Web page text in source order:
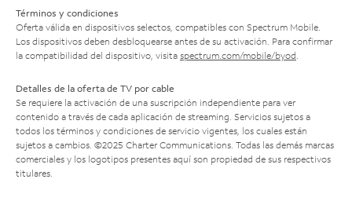
Términos y condiciones
Oferta válida en dispositivos selectos, compatibles con Spectrum Mobile.
Los dispositivos deben desbloquearse antes de su activación. Para confirmar
la compatibilidad del dispositivo, visita spectrum.com/mobile/byod
Detalles de la oferta de TV por cable
Se requiere la activación de una suscripción independiente para ver
contenido a través de cada aplicación de streaming. Servicios sujetos a
todos los términos y condiciones de servicio vigentes, los cuales están
sujetos a cambios. ©2025 Charter Communications. Todas las demás marcas
comerciales y los logotipos presentes aquí son propiedad de sus respectivos
titulares.